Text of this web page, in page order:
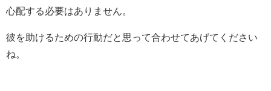
心配する必要はありません。
彼を助けるための行動だと思って合わせてあげてください
ね。